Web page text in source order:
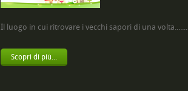
Il luogo in cui ritrovare i vecchi sapori di una volta.......
Scopri di più...